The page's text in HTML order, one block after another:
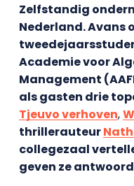
Zelfstandig
Nederland. Avans
Academie voor
Management
als gasten drie
Tjeuvo verhoven,
thrillerauteur
collegezaal
geven ze